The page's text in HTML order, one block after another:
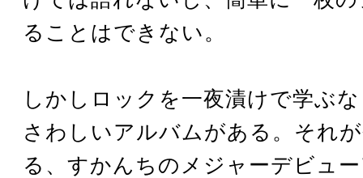
ることはできない。
しかしロックを一夜漬けで学ぶ
さわしいアルバムがある。それ
る、すかんちのメジャーデビュ